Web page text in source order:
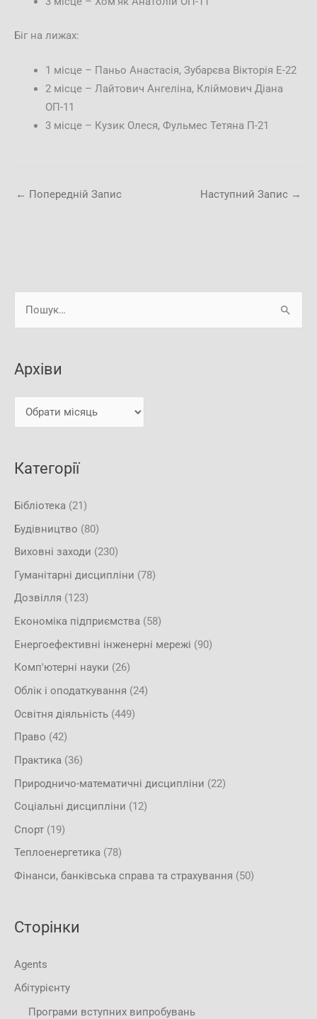
Біг на лижах:
1 місце – Паньо Анастасія, Зубарєва Вікторія Е-22
2 місце – Лайтович Ангеліна, Кліймович Діана
ОП-11
3 місце – Кузик Олеся, Фульмес Тетяна П-21
← Попередній Запис Наступний Запис →
а
т
Архіви
Категорії
Бібліотека (21)
Будівництво (80)
Виховні заходи (230)
Гуманітарні дисципліни (78)
Дозвілля (123)
Економіка підприємства (58)
Енергоефективні інженерні мережі (90)
Комп'ютерні науки (26)
Облік і оподаткування (24)
Освітня діяльність (449)
Право (42)
Практика (36)
Природничо-математичні дисципліни (22)
Соціальні дисципліни (12)
Спорт (19)
Теплоенергетика (78)
Фінанси, банківська справа та страхування (50)
Сторінки
Agents
Абітурієнту
Програми вступних випробувань